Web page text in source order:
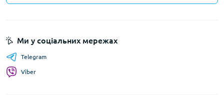
Ми у соціальних мережах
Telegram
Viber